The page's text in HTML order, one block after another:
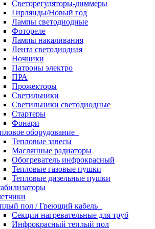
Светорегуляторы-диммеры
Гирлянды/Новый год
Лампы светодиодные
Фотореле
Лампы накаливания
Лента светодиодная
Ночники
Патроны электро
ПРА
Прожекторы
Светильники
Светильники светодиодные
Стартеры
Фонари
оборудование
Тепловые завесы
Маслянные радиаторы
Обогреватель инфрокрасный
Тепловые газовые пушки
Тепловые дизельные пушки
пол / Греющий кабель
Секции нагревательные для труб
Инфрокрасный теплый пол